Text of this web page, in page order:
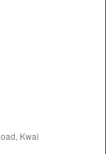
Kwai